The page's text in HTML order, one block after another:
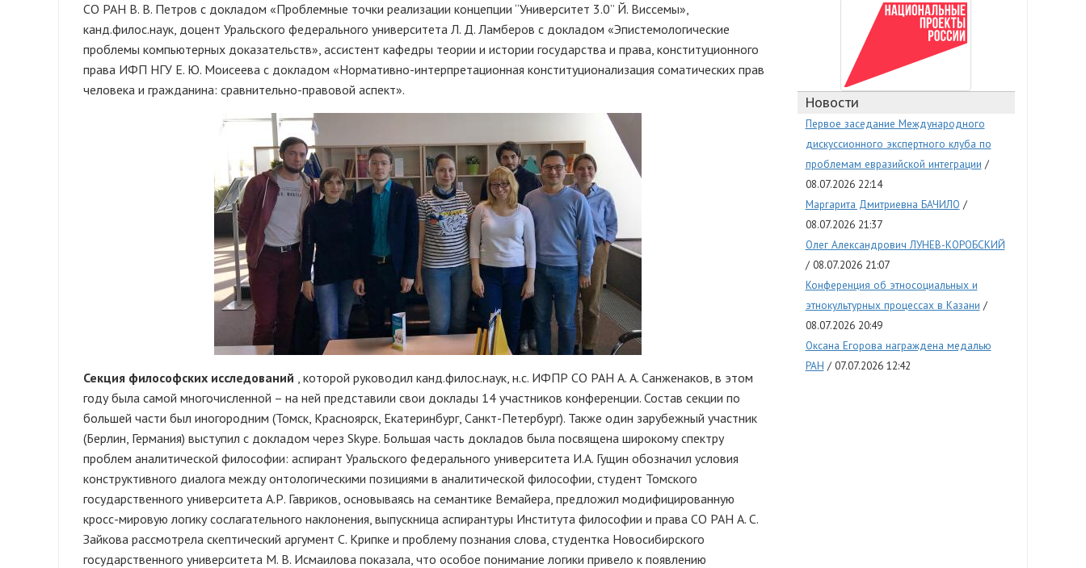
СО РАН В. В. Петров с докладом «Проблемные точки реализации концепции “Университет 3.0” Й. Виссемы»,
канд.филос.наук, доцент Уральского федерального университета Л. Д. Ламберов с докладом «Эпистемологические
проблемы компьютерных доказательств», ассистент кафедры теории и истории государства и права, конституционного
права ИФП НГУ Е. Ю. Моисеева с докладом «Нормативно-интерпретационная конституционализация соматических прав
человека и гражданина: сравнительно-правовой аспект».
Секция философских исследований , которой руководил канд.филос.наук, н.с. ИФПР СО РАН А. А. Санженаков, в этом
году была самой многочисленной – на ней представили свои доклады 14 участников конференции. Состав секции по
большей части был иногородним (Томск, Красноярск, Екатеринбург, Санкт-Петербург). Также один зарубежный участник
(Берлин, Германия) выступил с докладом через Skype. Большая часть докладов была посвящена широкому спектру
проблем аналитической философии: аспирант Уральского федерального университета И.А. Гущин обозначил условия
конструктивного диалога между онтологическими позициями в аналитической философии, студент Томского
государственного университета А.Р. Гавриков, основываясь на семантике Вемайера, предложил модифицированную
кросс-мировую логику сослагательного наклонения, выпускница аспирантуры Института философии и права СО РАН А. С.
Зайкова рассмотрела скептический аргумент С. Крипке и проблему познания слова, студентка Новосибирского
государственного университета М. В. Исмаилова показала, что особое понимание логики привело к появлению
Новости
Первое заседание Международного
дискуссионного экспертного клуба по
проблемам евразийской интеграции
08.07.2026 22:14
Маргарита Дмитриевна БАЧИЛО
08.07.2026 21:37
Олег Александрович ЛУНЕВ-КОРОБСКИЙ
08.07.2026 21:07
Конференция об этносоциальных и
этнокультурных процессах в Казани
08.07.2026 20:49
Оксана Егорова награждена медалью
РАН
07.07.2026 12:42